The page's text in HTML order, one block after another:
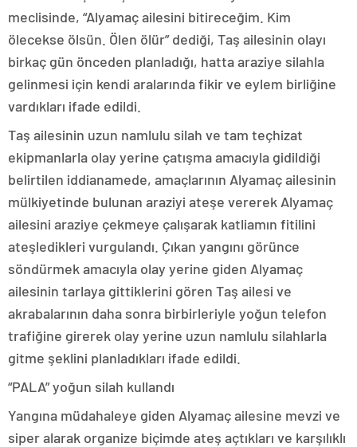
meclisinde, “Alyamaç ailesini bitireceğim. Kim
ölecekse ölsün. Ölen ölür” dediği, Taş ailesinin olayı
birkaç gün önceden planladığı, hatta araziye silahla
gelinmesi için kendi aralarında fikir ve eylem birliğine
vardıkları ifade edildi.
Taş ailesinin uzun namlulu silah ve tam teçhizat
ekipmanlarla olay yerine çatışma amacıyla gidildiği
belirtilen iddianamede, amaçlarının Alyamaç ailesinin
mülkiyetinde bulunan araziyi ateşe vererek Alyamaç
ailesini araziye çekmeye çalışarak katliamın fitilini
ateşledikleri vurgulandı. Çıkan yangını görünce
söndürmek amacıyla olay yerine giden Alyamaç
ailesinin tarlaya gittiklerini gören Taş ailesi ve
akrabalarının daha sonra birbirleriyle yoğun telefon
trafiğine girerek olay yerine uzun namlulu silahlarla
gitme şeklini planladıkları ifade edildi.
“PALA” yoğun silah kullandı
Yangına müdahaleye giden Alyamaç ailesine mevzi ve
siper alarak organize biçimde ateş açtıkları ve karşılıklı